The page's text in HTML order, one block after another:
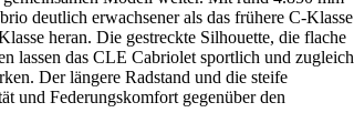
deutlich erwachsener als das frühere C-Klasse
heran. Die gestreckte Silhouette, die flache
lassen das CLE Cabriolet sportlich und zugleich
Der längere Radstand und die steife
und Federungskomfort gegenüber den